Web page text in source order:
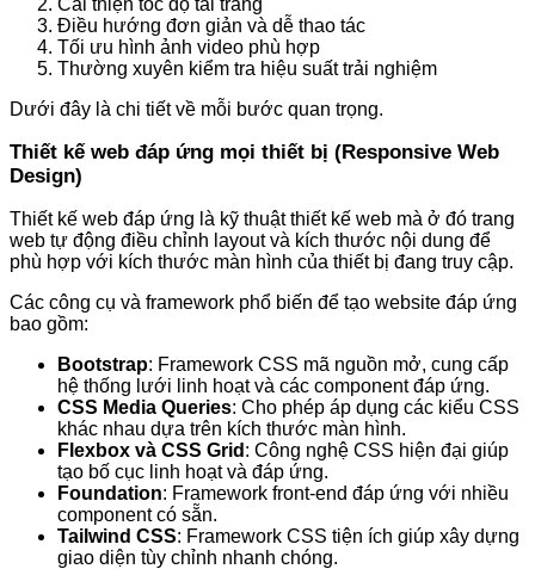
Cải thiện tốc độ tải trang
Điều hướng đơn giản và dễ thao tác
Tối ưu hình ảnh video phù hợp
Thường xuyên kiểm tra hiệu suất trải nghiệm
Dưới đây là chi tiết về mỗi bước quan trọng.
Thiết kế web đáp ứng mọi thiết bị (Responsive Web
Design)
Thiết kế web đáp ứng là kỹ thuật thiết kế web mà ở đó trang
web tự động điều chỉnh layout và kích thước nội dung để
phù hợp với kích thước màn hình của thiết bị đang truy cập.
Các công cụ và framework phổ biến để tạo website đáp ứng
bao gồm:
Bootstrap: Framework CSS mã nguồn mở, cung cấp
hệ thống lưới linh hoạt và các component đáp ứng.
CSS Media Queries: Cho phép áp dụng các kiểu CSS
khác nhau dựa trên kích thước màn hình.
Flexbox và CSS Grid : Công nghệ CSS hiện đại giúp
tạo bố cục linh hoạt và đáp ứng.
Foundation: Framework front-end đáp ứng với nhiều
component có sẵn.
Tailwind CSS: Framework CSS tiện ích giúp xây dựng
giao diện tùy chỉnh nhanh chóng.